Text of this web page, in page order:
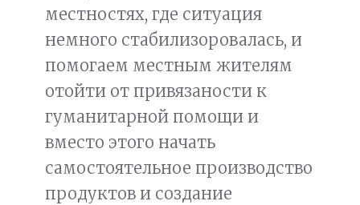
местностях, где ситуация
немного стабилизоровалась, и
помогаем местным жителям
отойти от привязаности к
гуманитарной помощи и
вместо этого начать
самостоятельное производство
продуктов и создание